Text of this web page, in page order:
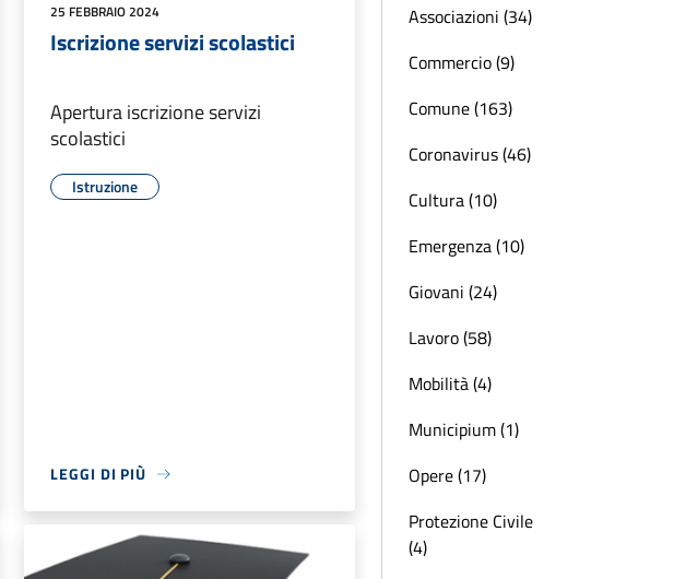
25 FEBBRAIO 2024
Iscrizione servizi scolastici
Apertura iscrizione servizi
scolastici
Istruzione
LEGGI DI PIÙ
Associazioni (34)
Commercio (9)
Comune (163)
Coronavirus (46)
Cultura (10)
Emergenza (10)
Giovani (24)
Lavoro (58)
Mobilità (4)
Municipium (1)
Opere (17)
Protezione Civile
(4)